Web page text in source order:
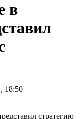
в
18:50